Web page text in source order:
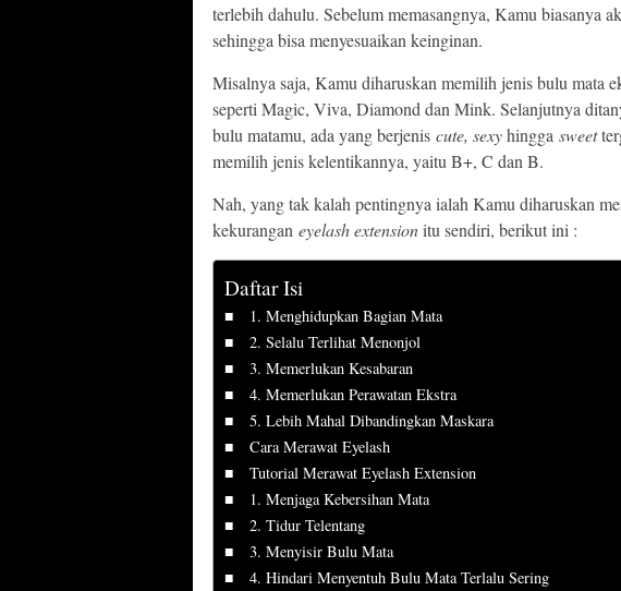
terlebih dahulu. Sebelum memasangnya, Kamu biasanya
sehingga bisa menyesuaikan keinginan.
Misalnya saja, Kamu diharuskan memilih jenis bulu mata
seperti Magic, Viva, Diamond dan Mink. Selanjutnya
bulu matamu, ada yang berjenis cute, sexyhingga sweet
memilih jenis kelentikannya, yaitu B+, C dan B.
Nah, yang tak kalah pentingnya ialah Kamu diharuskan
kekurangan eyelash extensionitu sendiri, berikut ini :
Daftar Isi
1. Menghidupkan Bagian Mata
2. Selalu Terlihat Menonjol
3. Memerlukan Kesabaran
4. Memerlukan Perawatan Ekstra
5. Lebih Mahal Dibandingkan Maskara
Cara Merawat Eyelash
Tutorial Merawat Eyelash Extension
1. Menjaga Kebersihan Mata
2. Tidur Telentang
3. Menyisir Bulu Mata
4. Hindari Menyentuh Bulu Mata Terlalu Sering